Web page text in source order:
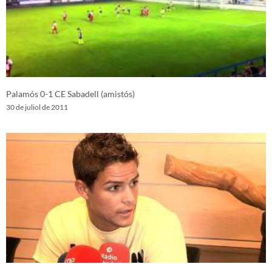
Palamós 0-1 CE Sabadell (amistós)
30 de juliol de 2011